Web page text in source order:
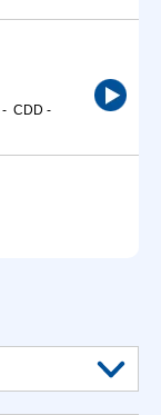
- CDD -